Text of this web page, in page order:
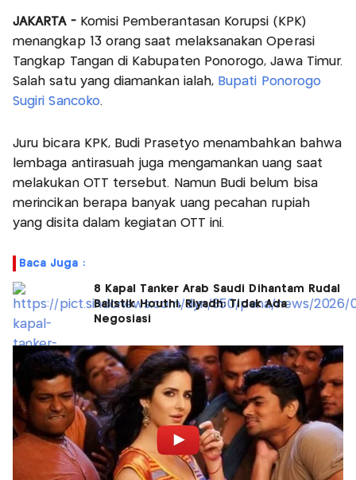
JAKARTA -Komisi Pemberantasan Korupsi (KPK)
menangkap 13 orang saat melaksanakan Operasi
Tangkap Tangan di Kabupaten Ponorogo, Jawa Timur.
Salah satu yang diamankan ialah, Bupati Ponorogo
Sugiri Sancoko.
Juru bicara KPK, Budi Prasetyo menambahkan bahwa
lembaga antirasuah juga mengamankan uang saat
melakukan OTT tersebut. Namun Budi belum bisa
merincikan berapa banyak uang pecahan rupiah
yang disita dalam kegiatan OTT ini.
Baca Juga :
8 Kapal Tanker Arab Saudi Dihantam Rudal
Balistik Houthi, Riyadh: Tidak Ada
Negosiasi